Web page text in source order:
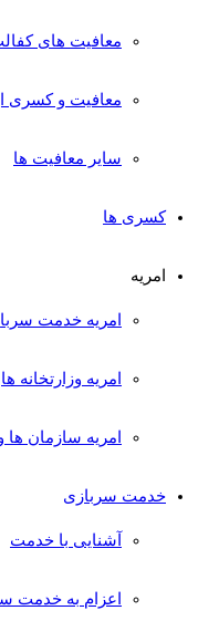
معافیت های کفالت
معافیت و کسری
سایر معافیت ها
کسری ها
امریه
امریه خدمت سربازی
امریه وزارتخانه ها
امریه سازمان ها و
خدمت سربازی
آشنایی با خدمت
اعزام به خدمت